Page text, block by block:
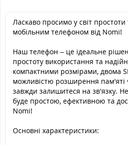
Ласкаво просимо у світ простоти
мобільним телефоном від Nomi!
Наш телефон – це ідеальне
простоту використання та
компактними розмірами, двома
можливістю розширення пам'яті
завжди залишитеся на зв'язку.
буде простою, ефективною та
Nomi!
Основні характеристики: